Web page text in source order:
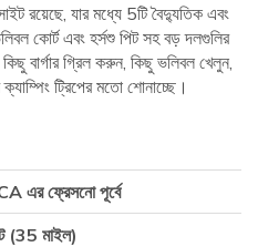
রয়েছে, যার মধ্যে 5টি বৈদ্যুতিক এবং
কোর্ট এবং হর্সশু পিট সহ বড় দলগুলির
বার্গার গ্রিল করুন, কিছু ভলিবল খেলুন,
ট্রিপের মতো শোনাচ্ছে।
এর ফ্রেসনো পূর্বে
(35 মাইল)